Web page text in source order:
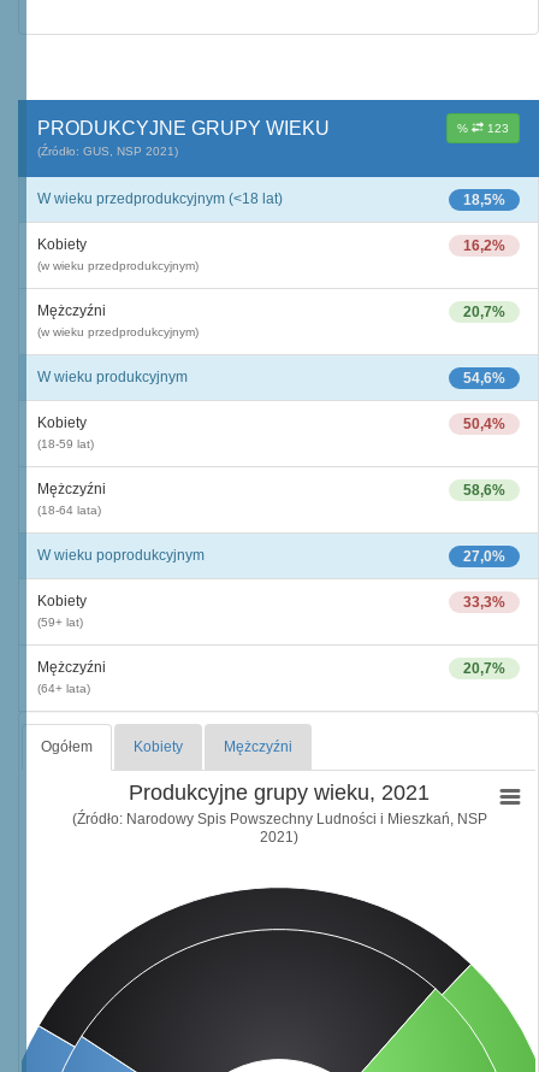
% 123
PRODUKCYJNE GRUPY WIEKU
(Źródło: GUS, NSP 2021)
18,5%
W wieku przedprodukcyjnym (<18 lat)
16,2%
Kobiety
(w wieku przedprodukcyjnym)
20,7%
Mężczyźni
(w wieku przedprodukcyjnym)
54,6%
W wieku produkcyjnym
50,4%
Kobiety
(18-59 lat)
58,6%
Mężczyźni
(18-64 lata)
27,0%
W wieku poprodukcyjnym
33,3%
Kobiety
(59+ lat)
20,7%
Mężczyźni
(64+ lata)
Ogółem Kobiety Mężczyźni
Produkcyjne grupy wieku, 2021
(Źródło: Narodowy Spis Powszechny Ludności i Mieszkań, NSP
2021)